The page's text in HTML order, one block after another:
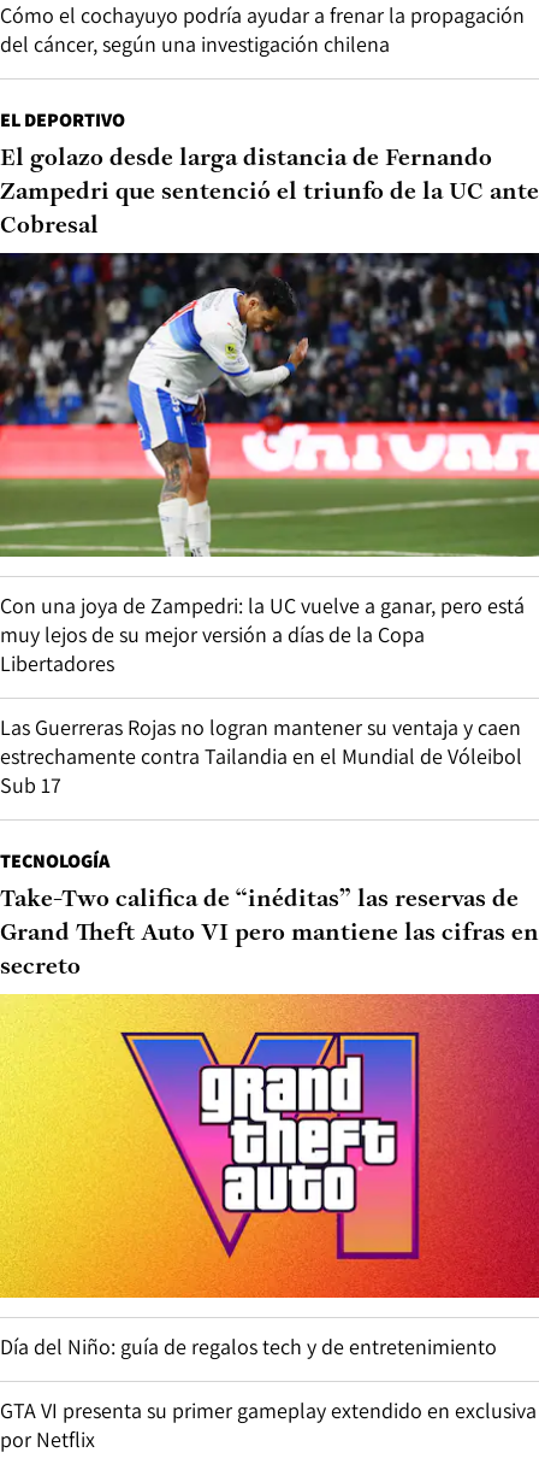
Cómo el cochayuyo podría ayudar a frenar la propagación
del cáncer, según una investigación chilena
EL DEPORTIVO
El golazo desde larga distancia de Fernando
Zampedri que sentenció el triunfo de la UC ante
Cobresal
Con una joya de Zampedri: la UC vuelve a ganar, pero está
muy lejos de su mejor versión a días de la Copa
Libertadores
Las Guerreras Rojas no logran mantener su ventaja y caen
estrechamente contra Tailandia en el Mundial de Vóleibol
Sub 17
TECNOLOGÍA
Take-Two califica de “inéditas” las reservas de
Grand Theft Auto VI pero mantiene las cifras en
secreto
Día del Niño: guía de regalos tech y de entretenimiento
GTA VI presenta su primer gameplay extendido en exclusiva
por Netflix